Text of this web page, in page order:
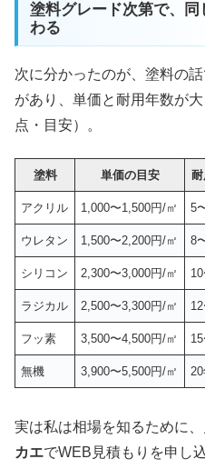
塗料グレード次第で、
わる
次に分かったのが、塗料の
があり、単価と耐用年数が
点・目安）。
塗料 単価の目安
アクリル 1,000〜1,500円/㎡ 5
ウレタン 1,500〜2,200円/㎡ 8
シリコン 2,300〜3,000円/㎡
ラジカル 2,500〜3,300円/㎡
フッ素 3,500〜4,500円/㎡
無機 3,900〜5,500円/㎡
実は私は相場を知るために
カエでWEB見積もりを申し